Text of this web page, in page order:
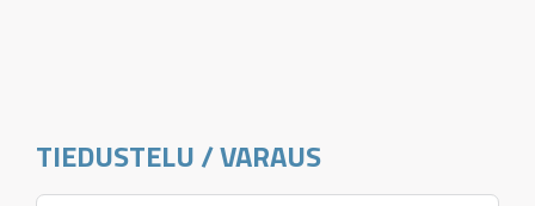
TIEDUSTELU / VARAUS